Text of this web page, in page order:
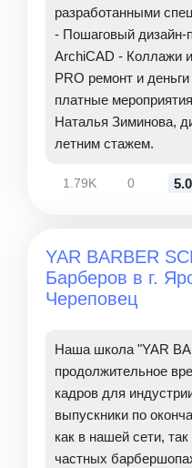
разработанными
- Пошаговый дизайн-
ArchiCAD - Коллажи
PRO ремонт и
платные
Наталья Зиминова,
летним стажем.
1.79K 0 5.0
YAR BARBER
Барберов в г.
Череповец
Наша школа "YAR
продолжительное
кадров для
выпускники по
как в нашей сети,
частных